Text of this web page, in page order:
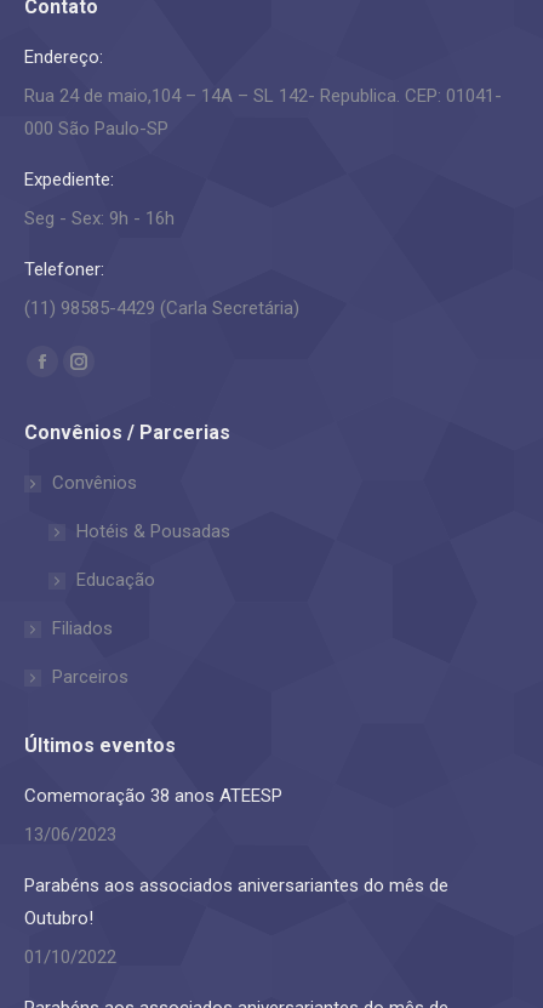
Contato
Endereço:
Rua 24 de maio,104 – 14A – SL 142- Republica. CEP: 01041-
000 São Paulo-SP
Expediente:
Seg - Sex: 9h - 16h
Telefoner:
(11) 98585-4429 (Carla Secretária)
Encontre-nos em:
Facebook
opens
window
Instagram
opens
window
Convênios / Parcerias
Convênios
Hotéis & Pousadas
Educação
Filiados
Parceiros
Últimos eventos
Comemoração 38 anos ATEESP
13/06/2023
Parabéns aos associados aniversariantes do mês de
Outubro!
01/10/2022